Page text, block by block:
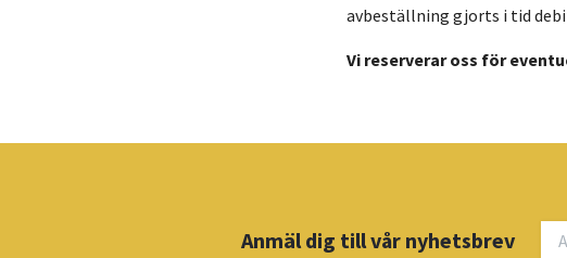
avbeställning gjorts i tid
Vi reserverar oss för
Anmäl dig till vår nyhetsbrev